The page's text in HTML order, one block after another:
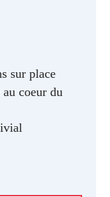
sur place
au coeur du